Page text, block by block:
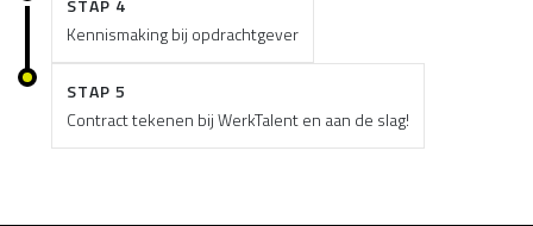
STAP 4
Kennismaking bij opdrachtgever
STAP 5
Contract tekenen bij WerkTalent en aan de slag!